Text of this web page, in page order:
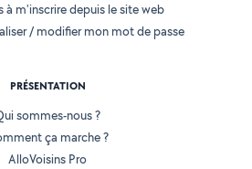
à m'inscrire depuis le site web
/ modifier mon mot de passe
PRÉSENTATION
sommes-nous ?
ça marche ?
AlloVoisins Pro